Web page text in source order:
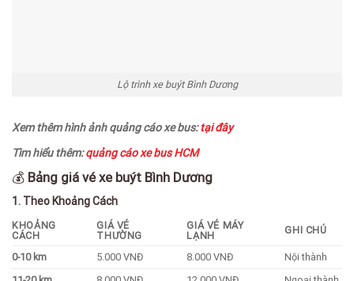
Lộ trình xe buýt Bình Dương
Xem thêm hình ảnh quảng cáo xe bus: tại đây
Tìm hiểu thêm:quảng cáo xe bus HCM
💰 Bảng giá vé xe buýt Bình Dương
1. Theo Khoảng Cách
KHOẢNG
CÁCH
GIÁ VÉ
THƯỜNG
GIÁ VÉ MÁY
LẠNH
GHI CHÚ
0-10 km 5.000 VNĐ 8.000 VNĐ
Nội thành